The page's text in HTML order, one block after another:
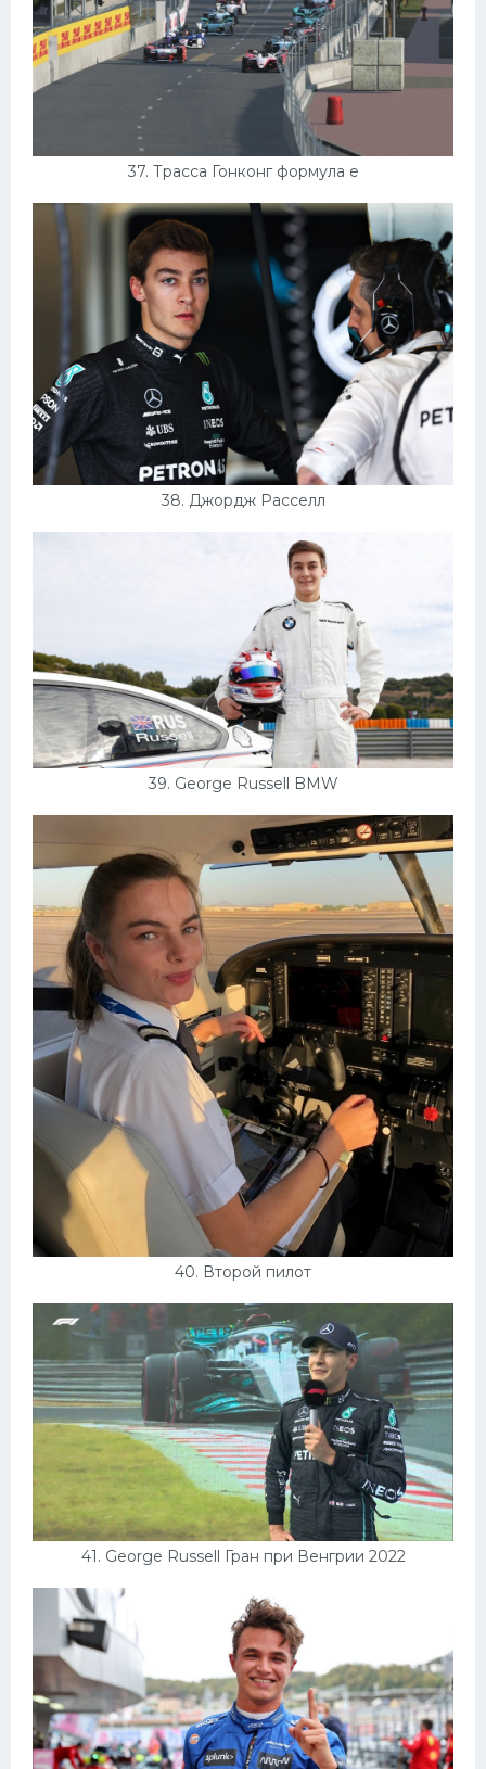
37. Трасса Гонконг формула е
38. Джордж Расселл
39. George Russell BMW
40. Второй пилот
41. George Russell Гран при Венгрии 2022